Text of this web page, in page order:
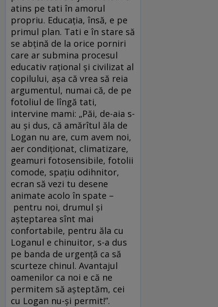
atins pe tati în amorul
propriu. Educația, însă, e pe
primul plan. Tati e în stare să
se abțină de la orice porniri
care ar submina procesul
educativ rațional și civilizat al
copilului, așa că vrea să reia
argumentul, numai că, de pe
fotoliul de lîngă tati,
intervine mami: „Păi, de-aia s-
au și dus, că amărîtul ăla de
Logan nu are, cum avem noi,
aer condiționat, climatizare,
geamuri fotosensibile, fotolii
comode, spațiu odihnitor,
ecran să vezi tu desene
animate acolo în spate –
pentru noi, drumul și
așteptarea sînt mai
confortabile, pentru ăla cu
Loganul e chinuitor, s-a dus
pe banda de urgență ca să
scurteze chinul. Avantajul
oamenilor ca noi e că ne
permitem să așteptăm, cei
cu Logan nu-și permit!”.